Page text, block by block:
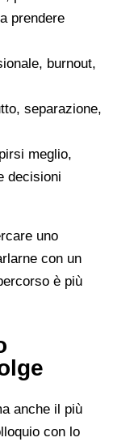
prendere
burnout,
separazione,
meglio,
decisioni
uno
con un
è più
anche il più
con lo